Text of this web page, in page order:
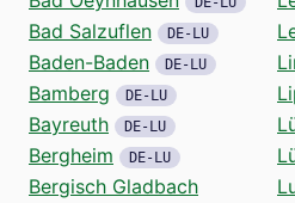
Bad Salzuflen DE-LU
Baden-Baden DE-LU
Bamberg DE-LU
Bayreuth DE-LU
Bergheim DE-LU
Bergisch Gladbach